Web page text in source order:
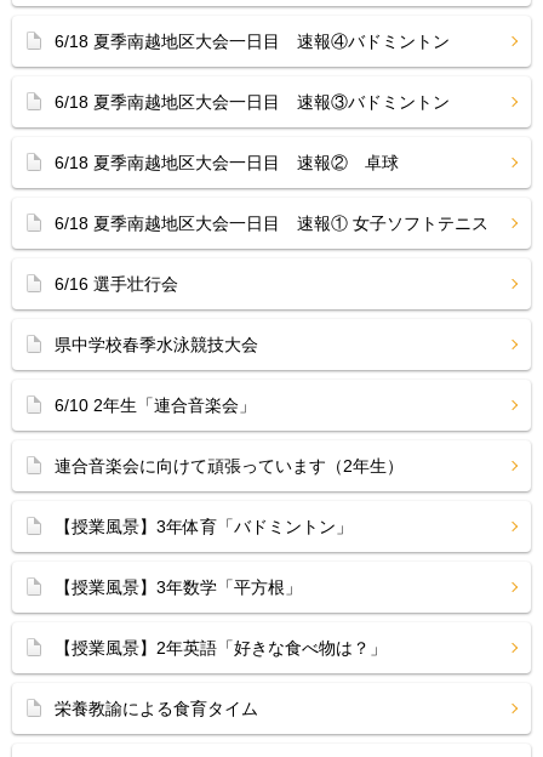
6/18 夏季南越地区大会一日目 速報④バドミントン
6/18 夏季南越地区大会一日目 速報③バドミントン
6/18 夏季南越地区大会一日目 速報② 卓球
6/18 夏季南越地区大会一日目 速報① 女子ソフトテニス
6/16 選手壮行会
県中学校春季水泳競技大会
6/10 2年生「連合音楽会」
連合音楽会に向けて頑張っています（2年生）
【授業風景】3年体育「バドミントン」
【授業風景】3年数学「平方根」
【授業風景】2年英語「好きな食べ物は？」
栄養教諭による食育タイム